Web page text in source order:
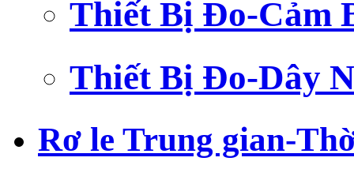
Thiết Bị Đo-Cảm
Thiết Bị Đo-Dây
Rơ le Trung gian-